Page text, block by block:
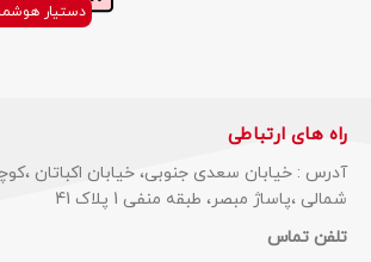
دستیار
راه های ارتباطی
آدرس : خیابان سعدی جنوبی، خیابان اکباتان
شمالی ،پاساژ مبصر، طبقه منفی 1 پلاک 41
تلفن تماس